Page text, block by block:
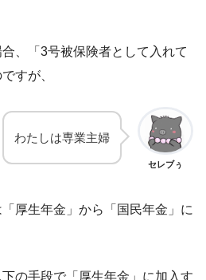
、「3号被保険者として入れて
すが、
セレブぅ
わたしは専業主婦
厚生年金」から「国民年金」に
の手段で「厚生年金」に加入す